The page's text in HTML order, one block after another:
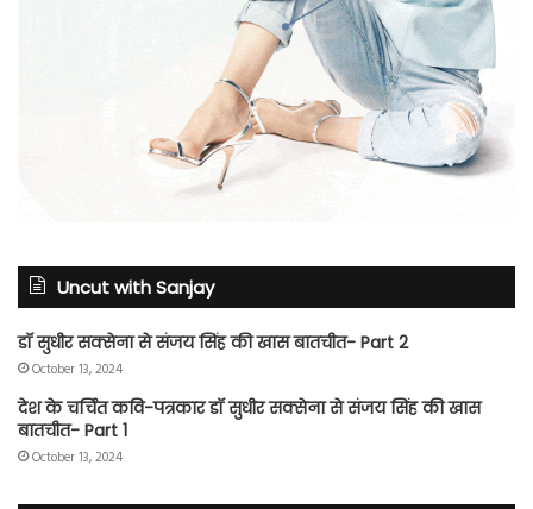
Uncut with Sanjay
डॉ सुधीर सक्सेना से संजय सिंह की खास बातचीत- Part 2
October 13, 2024
देश के चर्चित कवि-पत्रकार डॉ सुधीर सक्सेना से संजय सिंह की खास
बातचीत- Part 1
October 13, 2024